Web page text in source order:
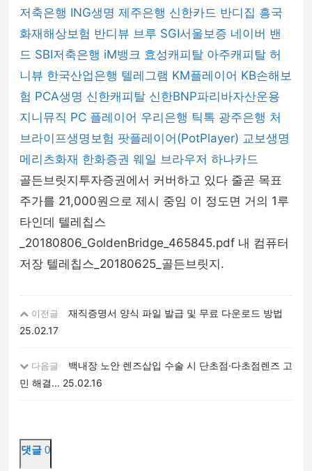
저축은행 ING생명 제주은행 신한카드 반디집 흥국
화재해상보험 반디뷰 브루 SGI서울보증 네이버 밴
드 SBI저축은행 iM뱅크 효성캐피탈 아주캐피탈 허
니뷰 한국산업은행 텔레그램 KM플레이어 KB손해보
험 PCA생명 신한캐피탈 신한BNP파리바자산운용
지니뮤직 PC 플레이어 우리은행 틱톡 광주은행 처
브라이프생명보험 팟플레이어(PotPlayer) 교보생명
메리츠화재 한화증권 웨일 브라우저 하나카드
골든브릿지투자증권에서 커버하고 있다 줄곧 목표
주가를 21,000원으로 제시 중임 이 정도면 거의 1루
타인데 텔레칩스
_20180806_GoldenBridge_465845.pdf 내 컴퓨터
저장 텔레칩스_20180625_골든브릿지.
이전글
재직증명서 양식 파일 발급 및 무료 다운로드 방법
25.02.17
다음글
백내장 노안 렌즈삽입 수술 시 단초점·다초점렌즈 고
민 해결... 25.02.16
댓글 0